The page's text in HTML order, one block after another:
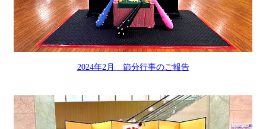
2024年2月 節分行事のご報告